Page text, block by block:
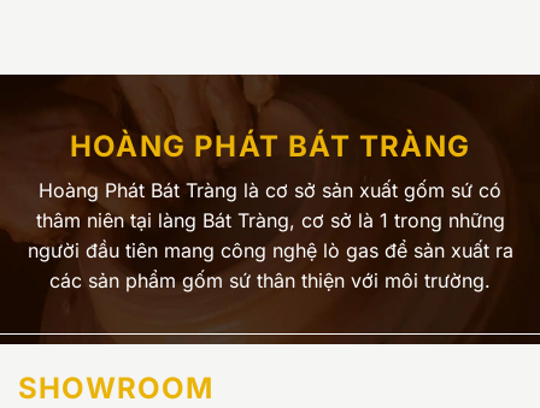
HOÀNG PHÁT BÁT TRÀNG
Hoàng Phát Bát Tràng là cơ sở sản xuất gốm sứ có
thâm niên tại làng Bát Tràng, cơ sở là 1 trong những
người đầu tiên mang công nghệ lò gas để sản xuất ra
các sản phẩm gốm sứ thân thiện với môi trường.
SHOWROOM